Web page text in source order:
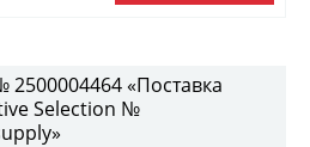
«Поставка
Selection №